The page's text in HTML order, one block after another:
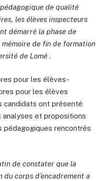
de qualité
les élèves inspecteurs
démarré la phase de
de fin de formation
de Lomé .
pour les élèves-
pour les élèves
candidats ont présenté
et propositions
pédagogiques rencontrés
de constater que la
corps d’encadrement a